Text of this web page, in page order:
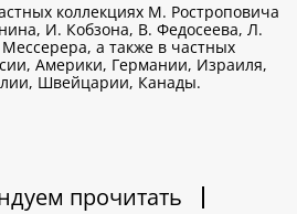
коллекциях М. Ростроповича
И. Кобзона, В. Федосеева, Л.
а также в частных
Америки, Германии, Израиля,
Швейцарии, Канады.
прочитать